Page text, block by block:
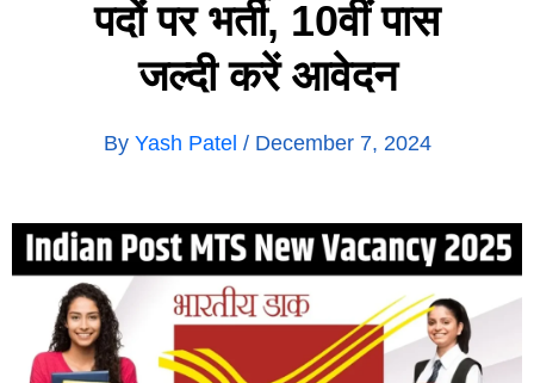
पदों पर भर्ती, 10वीं पास
जल्दी करें आवेदन
By Yash Patel / December 7, 2024